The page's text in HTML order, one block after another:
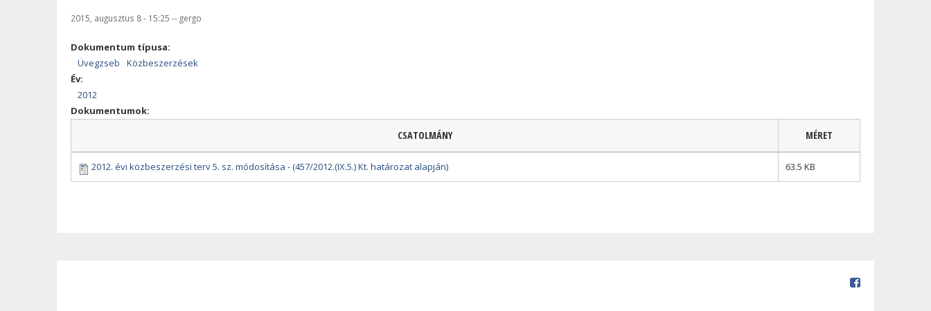
2015, augusztus 8 - 15:25 -- gergo
Dokumentum típusa:
Üvegzseb
Közbeszerzések
Év:
2012
Dokumentumok:
CSATOLMÁNY MÉRET
2012. évi közbeszerzési terv 5. sz. módosítása - (457/2012.(IX.5.) Kt. határozat alapján) 63.5 KB